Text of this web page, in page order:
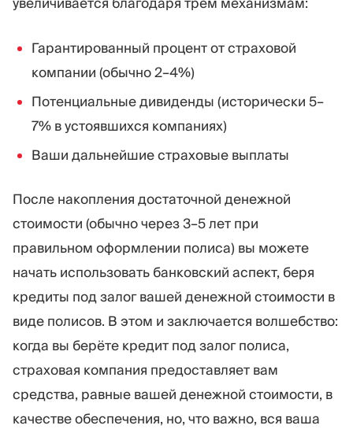
Гарантированный процент от страховой
компании (обычно 2–4%)
Потенциальные дивиденды (исторически 5–
7% в устоявшихся компаниях)
Ваши дальнейшие страховые выплаты
После накопления достаточной денежной
стоимости (обычно через 3–5 лет при
правильном оформлении полиса) вы можете
начать использовать банковский аспект, беря
кредиты под залог вашей денежной стоимости в
виде полисов. В этом и заключается волшебство:
когда вы берёте кредит под залог полиса,
страховая компания предоставляет вам
средства, равные вашей денежной стоимости, в
качестве обеспечения, но, что важно, вся ваша